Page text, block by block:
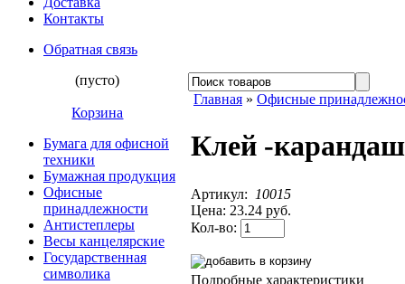
Контакты
Обратная связь
(пусто)
Корзина
Бумага для офисной
техники
Бумажная продукция
Офисные
принадлежности
Антистеплеры
Весы канцелярские
Государственная
символика
Главная » Офисные
Клей -
Артикул:
10015
Цена: 23.24 руб.
Кол-во:
Подробные характеристики